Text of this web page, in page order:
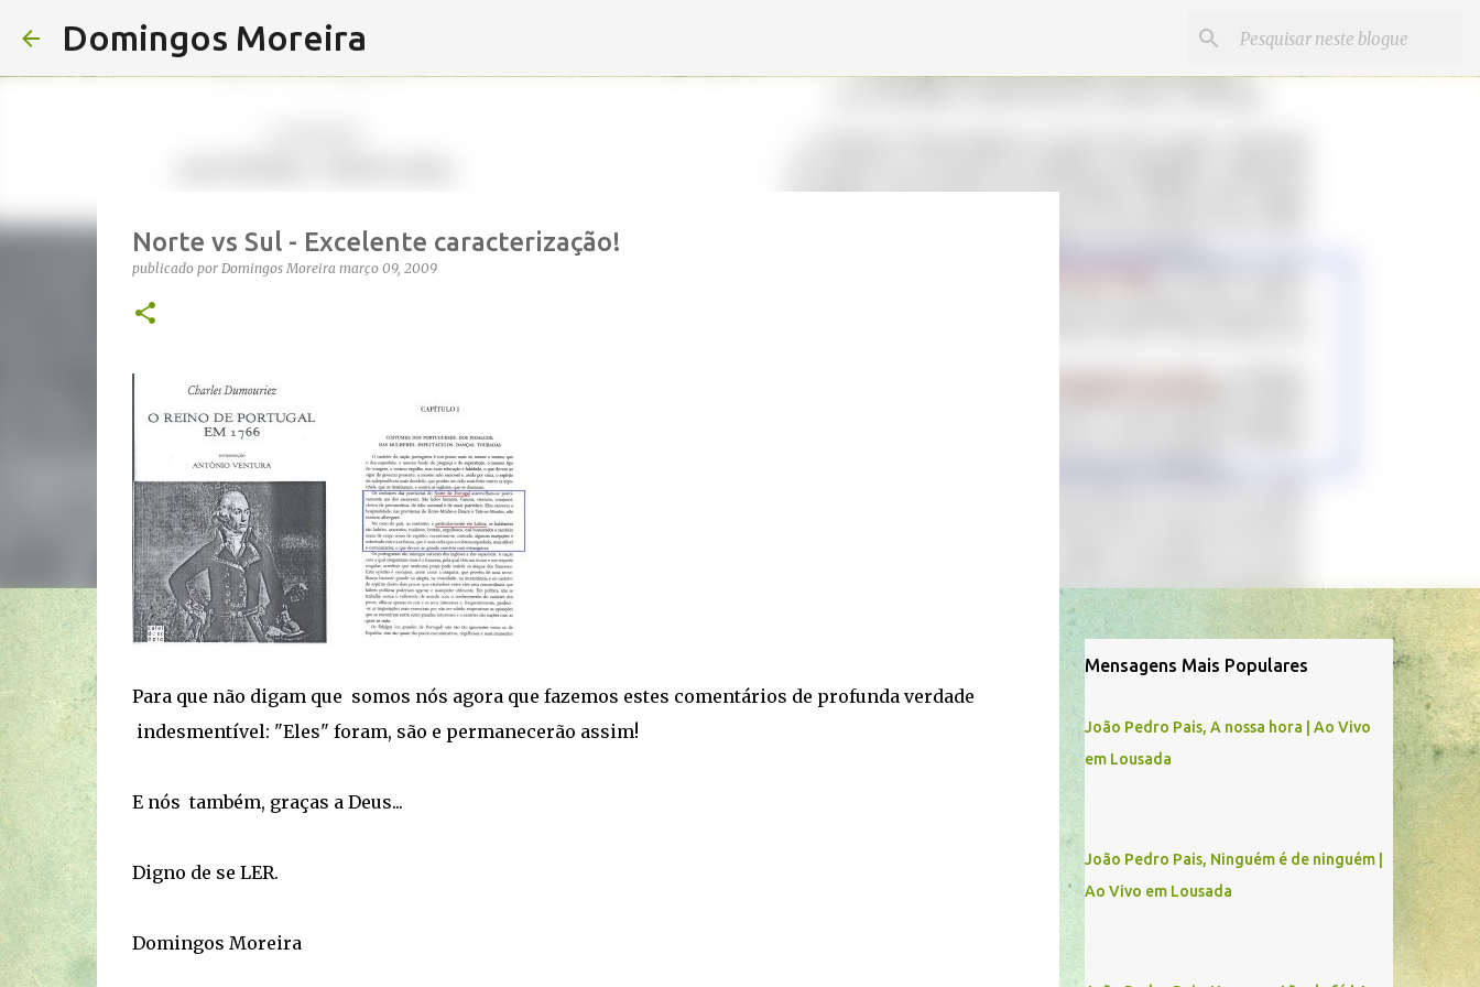
Domingos Moreira
Norte vs Sul - Excelente caracterização!
publicado por Domingos Moreira março 09, 2009
Para que não digam que somos nós agora que fazemos estes comentários de profunda verdade
indesmentível: "Eles" foram, são e permanecerão assim!
E nós também, graças a Deus...
Digno de se LER.
Domingos Moreira
Mensagens Mais Populares
João Pedro Pais, A nossa hora | Ao Vivo
em Lousada
João Pedro Pais, Ninguém é de ninguém |
Ao Vivo em Lousada